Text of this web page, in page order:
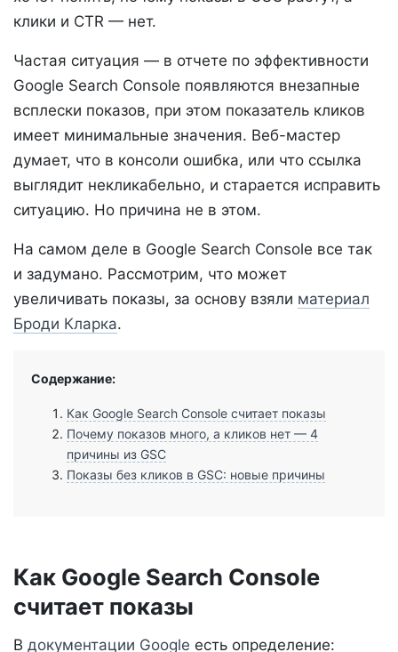
клики и CTR — нет.
Частая ситуация — в отчете по эффективности
Google Search Console появляются внезапные
всплески показов, при этом показатель кликов
имеет минимальные значения. Веб-мастер
думает, что в консоли ошибка, или что ссылка
выглядит некликабельно, и старается исправить
ситуацию. Но причина не в этом.
На самом деле в Google Search Console все так
и задумано. Рассмотрим, что может
увеличивать показы, за основу взяли материал
Броди Кларка.
Содержание:
Как Google Search Console считает показы
Почему показов много, а кликов нет — 4
причины из GSC
Показы без кликов в GSC: новые причины
Как Google Search Console
считает показы
В документации Google есть определение: